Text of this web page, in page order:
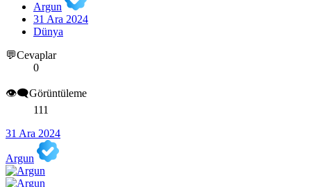
Argun
31 Ara 2024
Dünya
💬Cevaplar
0
👁️‍🗨️Görüntüleme
111
31 Ara 2024
Argun